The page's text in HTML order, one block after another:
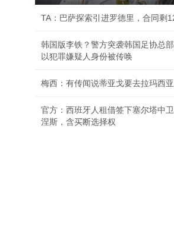
TA：巴萨探索引进罗德里，合同剩
韩国版李铁？警方突袭韩国足协总
以犯罪嫌疑人身份被传唤
梅西：有传闻说蒂亚戈要去拉玛西
官方：西班牙人租借签下塞尔塔中
涅斯，含买断选择权